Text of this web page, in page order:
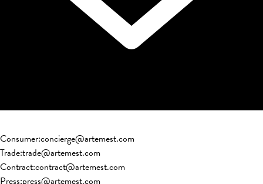
Consumer:concierge@artemest.com
Trade:trade@artemest.com
Contract:contract@artemest.com
Press:press@artemest.com